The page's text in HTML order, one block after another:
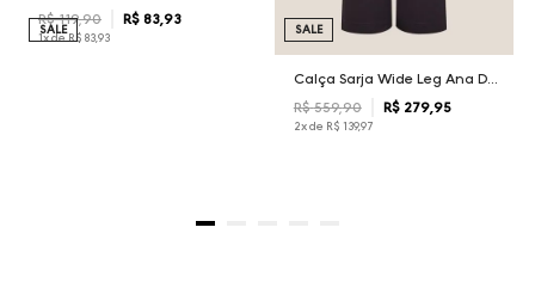
R$ 119,90 R$ 83,93
1x deR$ 83,93
SALE
Calça Sarja Wide Leg Ana Dudalina Feminina
R$ 559,90 R$ 279, 95
2x de R$ 139,97
SALE